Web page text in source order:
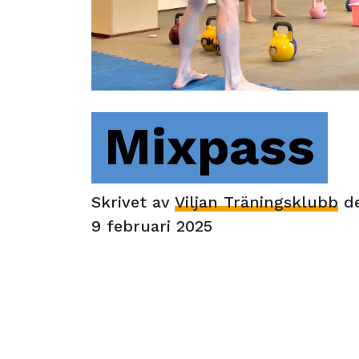
Mixpass
Skrivet av Viljan Träningsklubb
9 februari 2025